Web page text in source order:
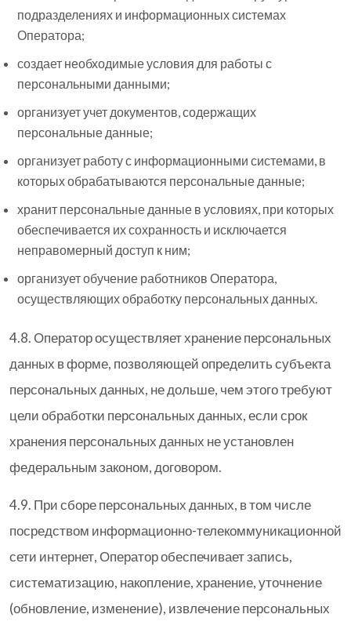
подразделениях и информационных системах
Оператора;
создает необходимые условия для работы с
персональными данными;
организует учет документов, содержащих
персональные данные;
организует работу с информационными системами, в
которых обрабатываются персональные данные;
хранит персональные данные в условиях, при которых
обеспечивается их сохранность и исключается
неправомерный доступ к ним;
организует обучение работников Оператора,
осуществляющих обработку персональных данных.
4.8. Оператор осуществляет хранение персональных
данных в форме, позволяющей определить субъекта
персональных данных, не дольше, чем этого требуют
цели обработки персональных данных, если срок
хранения персональных данных не установлен
федеральным законом, договором.
4.9. При сборе персональных данных, в том числе
посредством информационно-телекоммуникационной
сети интернет, Оператор обеспечивает запись,
систематизацию, накопление, хранение, уточнение
(обновление, изменение), извлечение персональных